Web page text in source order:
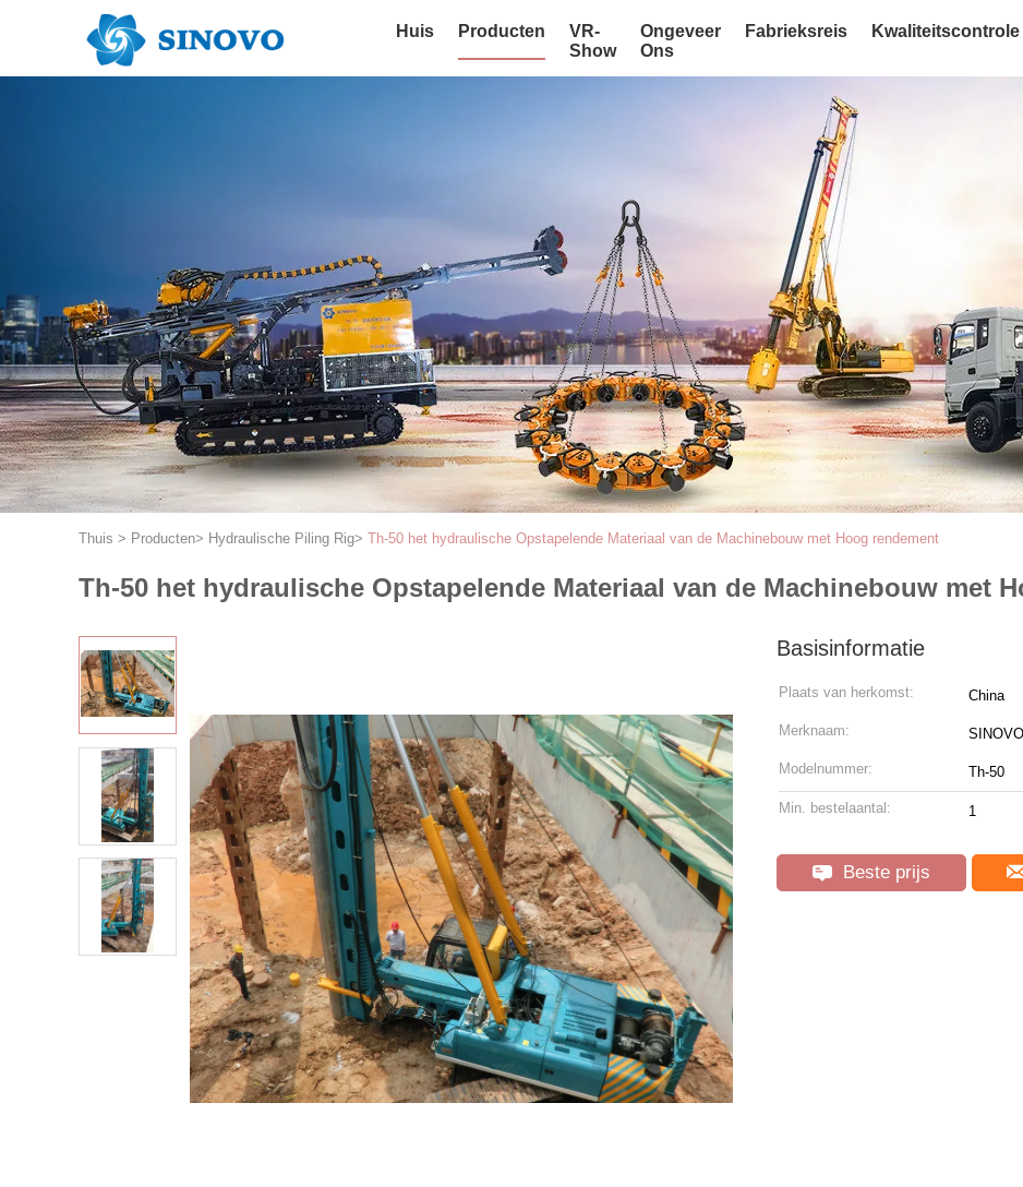
Huis Producten
VR-
Show
Ongeveer
Ons
Fabrieksreis Kwaliteitscontrole
Thuis > Producten> Hydraulische Piling Rig> Th-50 het hydraulische Opstapelende Materiaal van de Machinebouw met Hoog rendement
Th-50 het hydraulische Opstapelende Materiaal van de Machinebouw met
Basisinformatie
Plaats van herkomst: China
Merknaam: SINOVO
Modelnummer: Th-50
Min. bestelaantal: 1
Beste prijs